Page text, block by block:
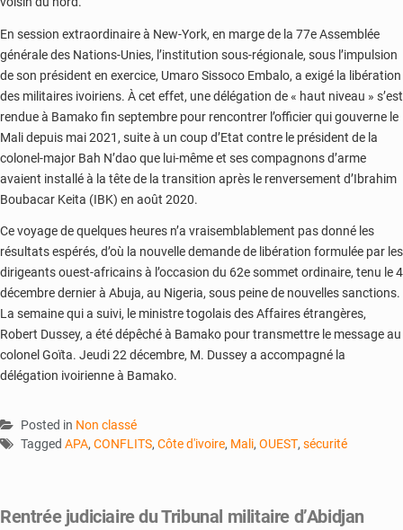
En session extraordinaire à New-York, en marge de la 77e Assemblée
générale des Nations-Unies, l’institution sous-régionale, sous l’impulsion
de son président en exercice, Umaro Sissoco Embalo, a exigé la libération
des militaires ivoiriens. À cet effet, une délégation de « haut niveau » s’est
rendue à Bamako fin septembre pour rencontrer l’officier qui gouverne le
Mali depuis mai 2021, suite à un coup d’Etat contre le président de la
colonel-major Bah N’dao que lui-même et ses compagnons d’arme
avaient installé à la tête de la transition après le renversement d’Ibrahim
Boubacar Keita (IBK) en août 2020.
Ce voyage de quelques heures n’a vraisemblablement pas donné les
résultats espérés, d’où la nouvelle demande de libération formulée par les
dirigeants ouest-africains à l’occasion du 62e sommet ordinaire, tenu le 4
décembre dernier à Abuja, au Nigeria, sous peine de nouvelles sanctions.
La semaine qui a suivi, le ministre togolais des Affaires étrangères,
Robert Dussey, a été dépêché à Bamako pour transmettre le message au
colonel Goïta. Jeudi 22 décembre, M. Dussey a accompagné la
délégation ivoirienne à Bamako.
Posted in Non classé
Tagged APA, CONFLITS, Côte d'ivoire, Mali, OUEST, sécurité
Rentrée judiciaire du Tribunal militaire d’Abidjan